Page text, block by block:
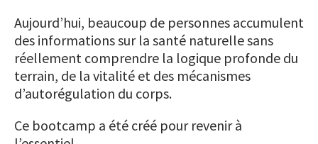
Aujourd’hui, beaucoup de personnes accumulent
des informations sur la santé naturelle sans
réellement comprendre la logique profonde du
terrain, de la vitalité et des mécanismes
d’autorégulation du corps.
Ce bootcamp a été créé pour revenir à